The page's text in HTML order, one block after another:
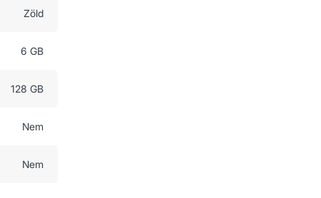
Zöld
6 GB
128 GB
Nem
Nem